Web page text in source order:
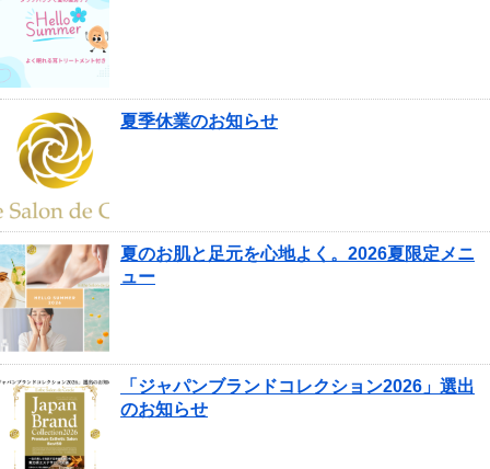
夏季休業のお知らせ
夏のお肌と足元を心地よく。2026夏限定メニ
ュー
「ジャパンブランドコレクション2026」選出
のお知らせ